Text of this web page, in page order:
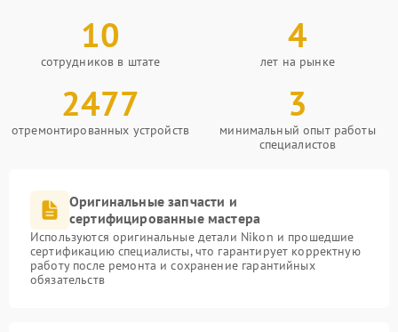
10
сотрудников в штате
4
лет на рынке
2477
отремонтированных устройств
3
минимальный опыт работы
специалистов
Оригинальные запчасти и
сертифицированные мастера
Используются оригинальные детали Nikon и прошедшие
сертификацию специалисты, что гарантирует корректную
работу после ремонта и сохранение гарантийных
обязательств